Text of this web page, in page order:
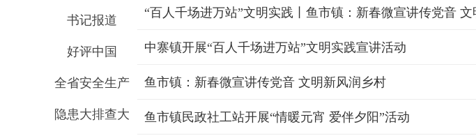
书记报道
好评中国
全省安全生产
隐患大排查大
中寨镇开展“百人千场进万站”文明实践宣讲活动
鱼市镇：新春微宣讲传党音 文明新风润乡村
鱼市镇民政社工站开展“情暖元宵 爱伴夕阳”活动